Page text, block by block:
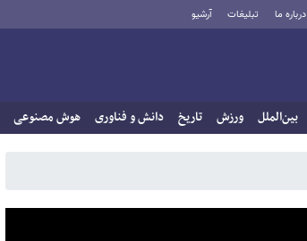
درباره ما تبلیغات آرشیو
بین‌الملل ورزش تاریخ دانش و فناوری هوش مصنوعی